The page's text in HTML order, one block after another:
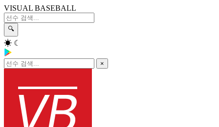
VISUAL BASEBALL
🔍
☀ ☾
×